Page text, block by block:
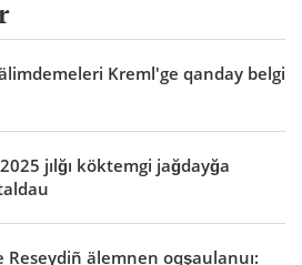
Kreml'ge qanday belgi
jılğı köktemgi jağdayğa
Reseydiñ älemnen oqşaulanuı: